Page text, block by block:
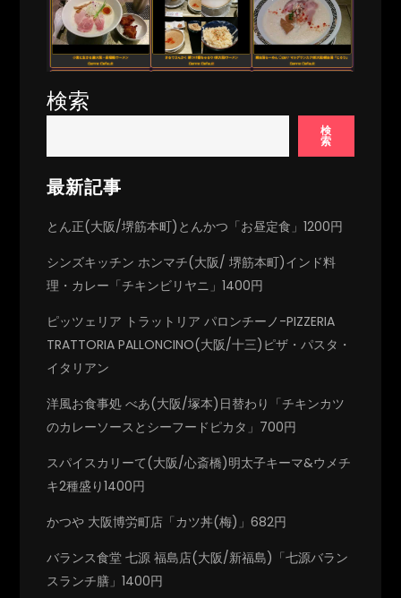
検索
検
索
最新記事
とん正(大阪/堺筋本町)とんかつ「お昼定食」1200円
シンズキッチン ホンマチ(大阪/ 堺筋本町)インド料
理・カレー「チキンビリヤニ」1400円
ピッツェリア トラットリア パロンチーノ-PIZZERIA
TRATTORIA PALLONCINO(大阪/十三)ピザ・パスタ・
イタリアン
洋風お食事処 べあ(大阪/塚本)日替わり「チキンカツ
のカレーソースとシーフードピカタ」700円
スパイスカリーて(大阪/心斎橋)明太子キーマ&ウメチ
キ2種盛り1400円
かつや 大阪博労町店「カツ丼(梅)」682円
バランス食堂 七源 福島店(大阪/新福島)「七源バラン
スランチ膳」1400円